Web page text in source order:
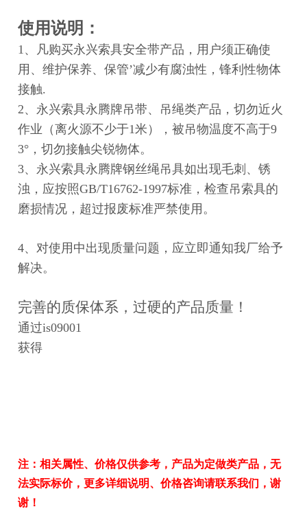
使用说明：
1、凡购买永兴索具安全带产品，用户须正确使
用、维护保养、保管’减少有腐浊性，锋利性物体
接触.
2、永兴索具永腾牌吊带、吊绳类产品，切勿近火
作业（离火源不少于1米），被吊物温度不高于9
3° ，切勿接触尖锐物体。
3、永兴索具永腾牌钢丝绳吊具如出现毛刺、锈
浊，应按照GB/T16762-1997标准，检查吊索具的
磨损情况，超过报废标准严禁使用。
4、对使用中出现质量问题，应立即通知我厂给予
解决。
完善的质保体系，过硬的产品质量！
通过is09001
获得
注：相关属性、价格仅供参考，产品为定做类产品，无
法实际标价，更多详细说明、价格咨询请联系我们，谢
谢！